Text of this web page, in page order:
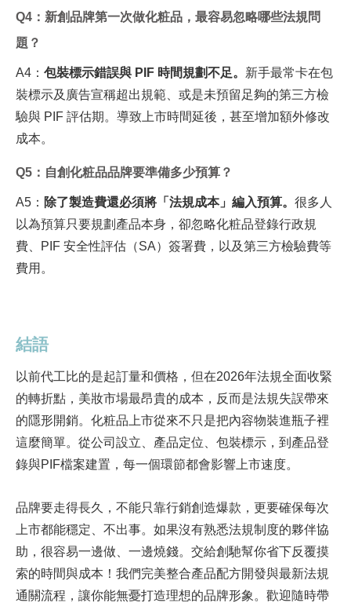
Q4 ：新創品牌第一次做化粧品，最容易忽略哪些法規問
題？
A4 ： 包裝標示錯誤與 PIF 時間規劃不足。 新手最常卡在包
裝標示及廣告宣稱超出規範、或是未預留足夠的第三方檢
驗與 PIF 評估期。導致上市時間延後，甚至增加額外修改
成本。
Q5 ：自創化粧品品牌要準備多少預算？
A5 ： 除了製造費還必須將「法規成本」編入預算。 很多人
以為預算只要規劃產品本身，卻忽略化粧品登錄行政規
費、PIF 安全性評估（SA）簽署費，以及第三方檢驗費等
費用。
結語
以前代工比的是起訂量和價格，但在2026年法規全面收緊
的轉折點，美妝市場最昂貴的成本，反而是法規失誤帶來
的隱形開銷。化粧品上市從來不只是把內容物裝進瓶子裡
這麼簡單。從公司設立、產品定位、包裝標示，到產品登
錄與PIF檔案建置，每一個環節都會影響上市速度。
品牌要走得長久，不能只靠行銷創造爆款，更要確保每次
上市都能穩定、不出事。如果沒有熟悉法規制度的夥伴協
助，很容易一邊做、一邊燒錢。交給創馳幫你省下反覆摸
索的時間與成本！我們完美整合產品配方開發與最新法規
通關流程，讓你能無憂打造理想的品牌形象。歡迎隨時帶